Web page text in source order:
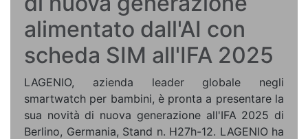
alimentato dall'AI con
scheda SIM all'IFA 2025
LAGENIO, azienda leader globale negli
smartwatch per bambini, è pronta a presentare la
sua novità di nuova generazione all'IFA 2025 di
Berlino, Germania, Stand n. H27h-12. LAGENIO ha